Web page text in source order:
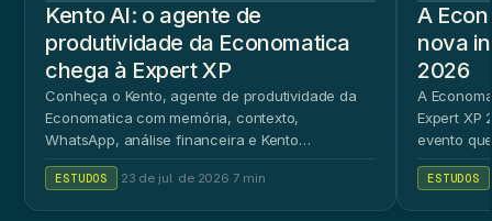
Kento AI: o agente de
produtividade da Economatica
chega à Expert XP
Conheça o Kento, agente de produtividade da
Economatica com memória, contexto,
WhatsApp, análise financeira e Kento
ESTUDOS 23 de jul. de 2026 7 min
A
nova
2026
A
Expert XP
evento
ESTUDOS